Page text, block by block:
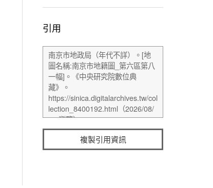
引用
複製引用資訊